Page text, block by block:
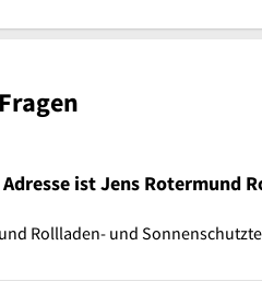
ist Jens Rotermund
Rollladen- und